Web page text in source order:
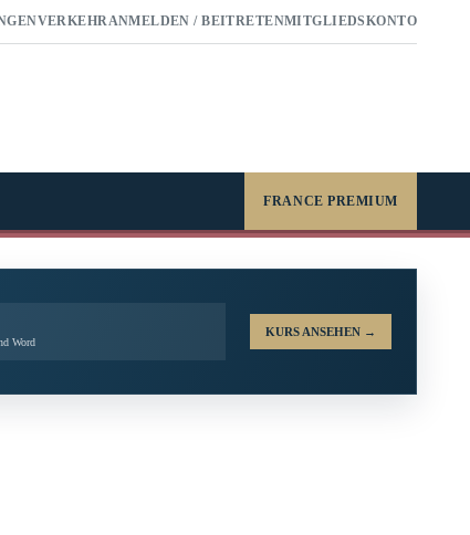
VERKEHRANMELDEN / BEITRETENMITGLIEDSKONTO
FRANCE PREMIUM
Word
KURS ANSEHEN →